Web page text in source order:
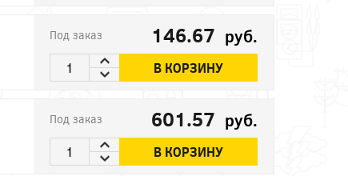
Под заказ 146.67 руб.
В КОРЗИНУ
Под заказ 601.57 руб.
В КОРЗИНУ